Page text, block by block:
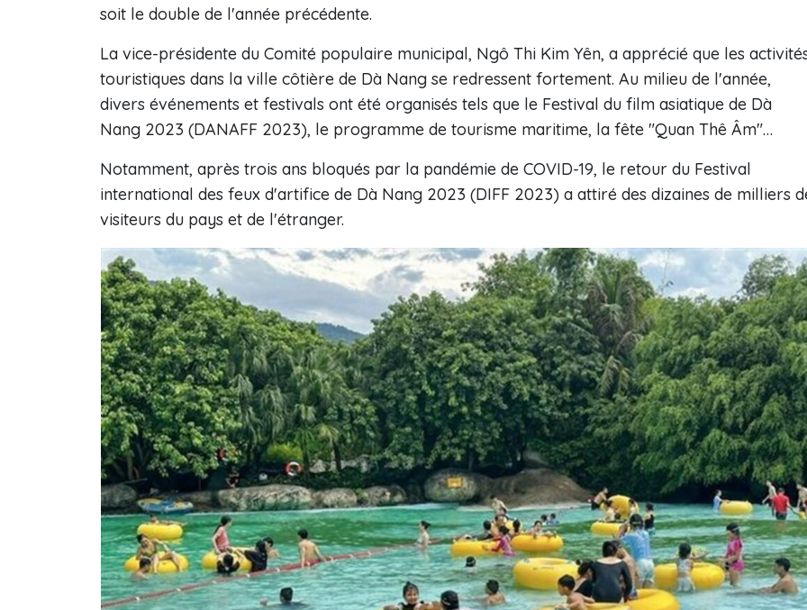
soit le double de l'année précédente.
La vice-présidente du Comité populaire municipal, Ngô Thi Kim Yên, a apprécié que les
touristiques dans la ville côtière de Dà Nang se redressent fortement. Au milieu de l'année,
divers événements et festivals ont été organisés tels que le Festival du film asiatique de Dà
Nang 2023 (DANAFF 2023), le programme de tourisme maritime, la fête "Quan Thê Âm"…
Notamment, après trois ans bloqués par la pandémie de COVID-19, le retour du Festival
international des feux d'artifice de Dà Nang 2023 (DIFF 2023) a attiré des dizaines de milliers
visiteurs du pays et de l'étranger.